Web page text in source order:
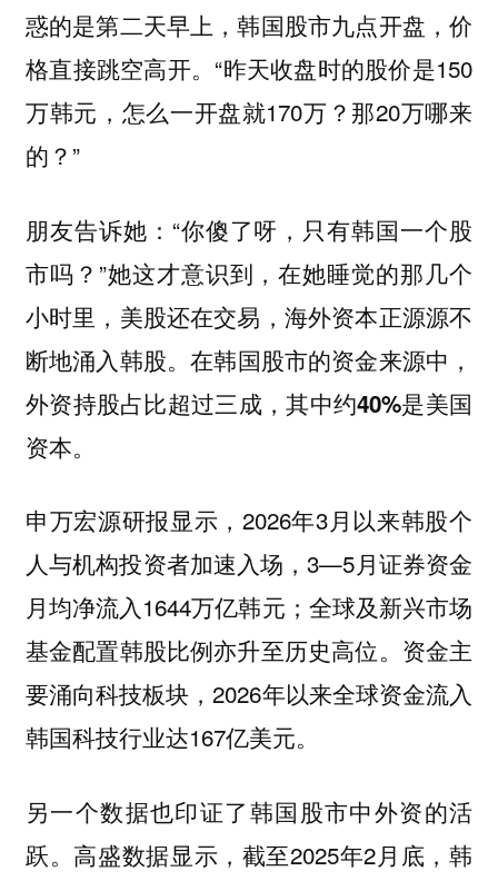
惑的是第二天早上，韩国股市九点开盘，价
格直接跳空高开。“昨天收盘时的股价是150
万韩元，怎么一开盘就170万？那20万哪来
的？”
朋友告诉她：“你傻了呀，只有韩国一个股
市吗？”她这才意识到，在她睡觉的那几个
小时里，美股还在交易，海外资本正源源不
断地涌入韩股。在韩国股市的资金来源中，
外资持股占比超过三成，其中约40%是美国
资本。
申万宏源研报显示，2026年3月以来韩股个
人与机构投资者加速入场，3—5月证券资金
月均净流入1644万亿韩元；全球及新兴市场
基金配置韩股比例亦升至历史高位。资金主
要涌向科技板块，2026年以来全球资金流入
韩国科技行业达167亿美元。
另一个数据也印证了韩国股市中外资的活
跃。高盛数据显示，截至2025年2月底，韩